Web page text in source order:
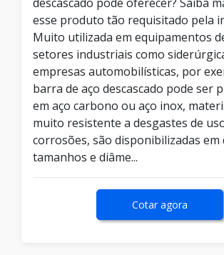
esse produto tão requisitado pela
Muito utilizada em equipamentos
setores industriais como
empresas automobilísticas, por
barra de aço descascado pode ser
em aço carbono ou aço inox,
muito resistente a desgastes de
corrosões, são disponibilizadas em
tamanhos e diâme...
Cotar agora